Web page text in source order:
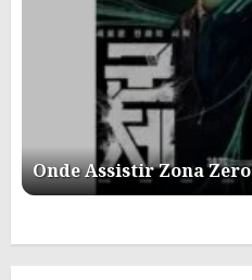
Onde Assistir Zona Zero